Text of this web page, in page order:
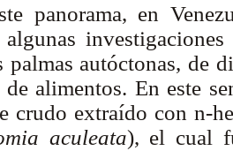
panorama, en
algunas
palmas autóctonas, de
de alimentos. En este
crudo extraído con n-
aculeata), el cual